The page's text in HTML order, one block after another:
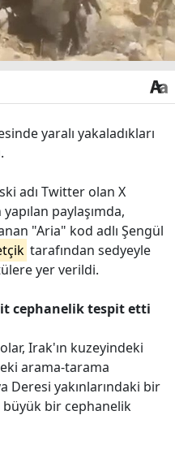
yaralı yakaladıkları
adı Twitter olan X
paylaşımda,
"Aria" kod adlı Şengül
tarafından sedyeyle
yer verildi.
cephanelik tespit etti
Irak'ın kuzeyindeki
arama-tarama
Deresi yakınlarındaki bir
bir cephanelik